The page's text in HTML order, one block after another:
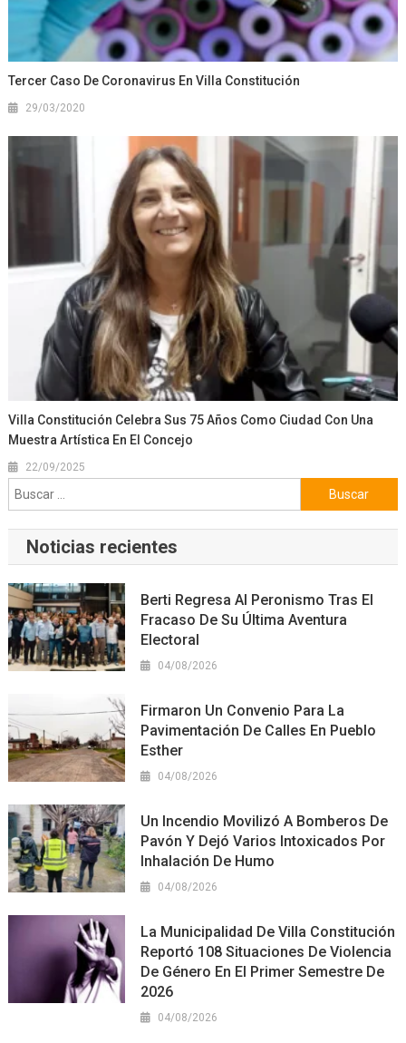
Tercer Caso De Coronavirus En Villa Constitución
29/03/2020
Villa Constitución Celebra Sus 75 Años Como Ciudad Con Una
Muestra Artística En El Concejo
22/09/2025
Buscar:
Noticias recientes
Berti Regresa Al Peronismo Tras El
Fracaso De Su Última Aventura
Electoral
04/08/2026
Firmaron Un Convenio Para La
Pavimentación De Calles En Pueblo
Esther
04/08/2026
Un Incendio Movilizó A Bomberos De
Pavón Y Dejó Varios Intoxicados Por
Inhalación De Humo
04/08/2026
La Municipalidad De Villa Constitución
Reportó 108 Situaciones De Violencia
De Género En El Primer Semestre De
2026
04/08/2026